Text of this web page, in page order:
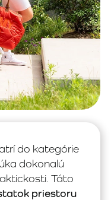
do kategórie
dokonalú
Táto
priestoru